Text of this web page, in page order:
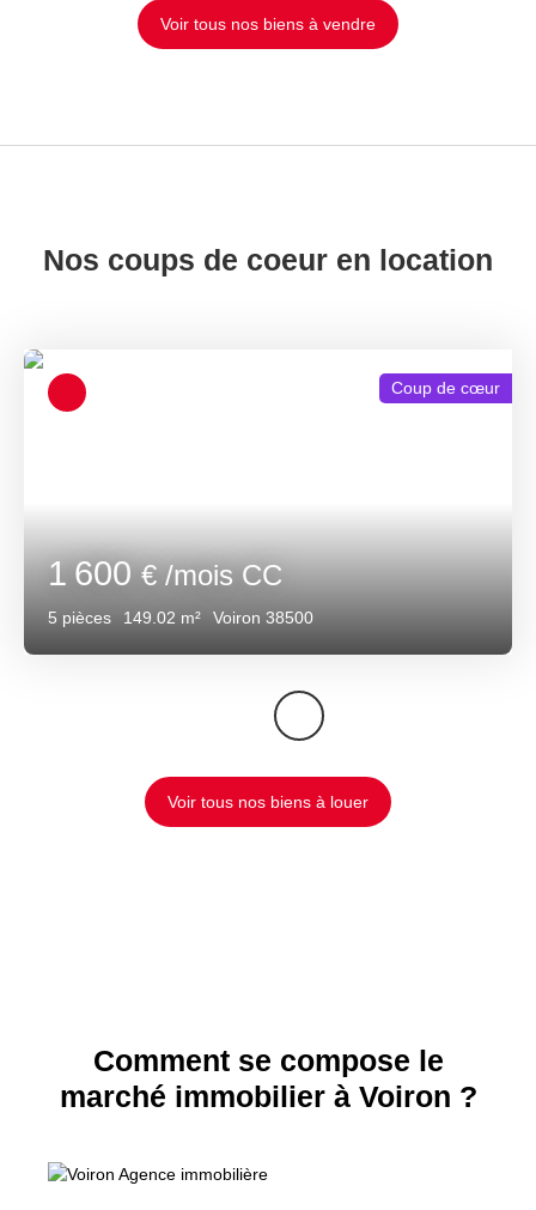
Voir tous nos biens à vendre
Nos coups de coeur en location
1 600€ /mois CC
5 pièces 149.02 m² Voiron 38500
Coup de cœur
Voir tous nos biens à louer
Comment se compose le
marché immobilier à Voiron ?